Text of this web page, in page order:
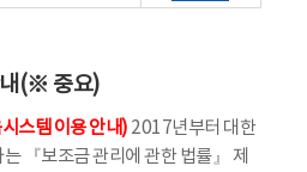
내(※ 중요)
스템 이용 안내) 2017년부터 대한
『보조금 관리에 관한 법률』 제